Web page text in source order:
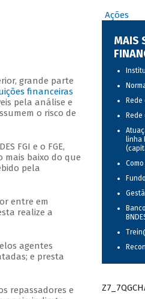
grande parte
financeiras
pela análise e
o risco de
FGI e o FGE,
mais baixo do que
pela
entre em
realize a
agentes
e presta
repassadores e
Ações
MAIS
linha